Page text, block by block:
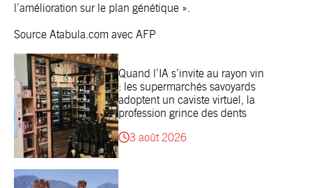
l’amélioration sur le plan génétique ».
Source Atabula.com avec AFP
Quand l’IA s’invite au rayon vin
: les supermarchés savoyards
adoptent un caviste virtuel, la
profession grince des dents
3 août 2026